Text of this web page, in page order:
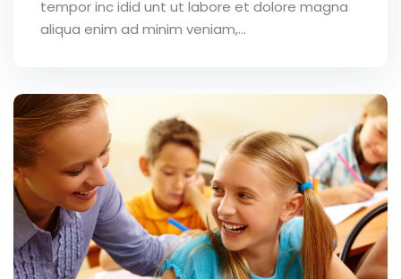
tempor inc idid unt ut labore et dolore magna
aliqua enim ad minim veniam,…